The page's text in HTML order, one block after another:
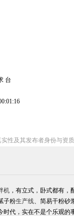
台
性及其发布者身份与资
机 ，有立式，卧式都有
子粉生产线
简易干粉砂
时代，实在不是个乐观